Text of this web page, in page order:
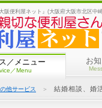
阪便利屋ネット』(大阪府大阪市北区中
／メニュー
／Menu
お
他サービス ＞ 結婚相談、婚